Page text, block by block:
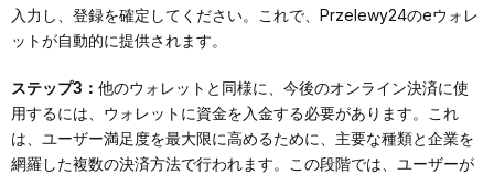
入力し、登録を確定してください。これで、Przelewy24のeウォレ
ットが自動的に提供されます。
ステップ3： 他のウォレットと同様に、今後のオンライン決済に使
用するには、ウォレットに資金を入金する必要があります。これ
は、ユーザー満足度を最大限に高めるために、主要な種類と企業を
網羅した複数の決済方法で行われます。この段階では、ユーザーが